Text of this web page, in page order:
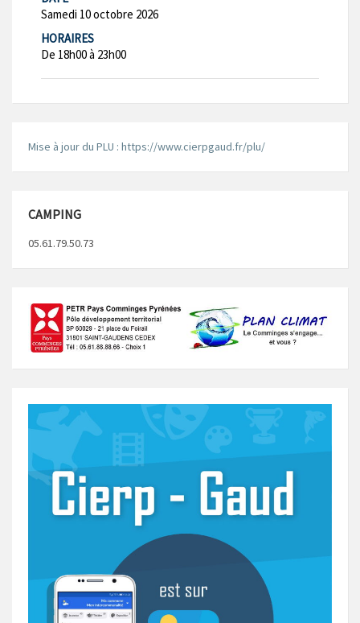
Samedi 10 octobre 2026
HORAIRES
De 18h00 à 23h00
Mise à jour du PLU : https://www.cierpgaud.fr/plu/
CAMPING
05.61.79.50.73